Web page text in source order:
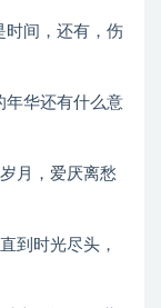
时间，还有，伤
年华还有什么意
月，爱厌离愁
到时光尽头，